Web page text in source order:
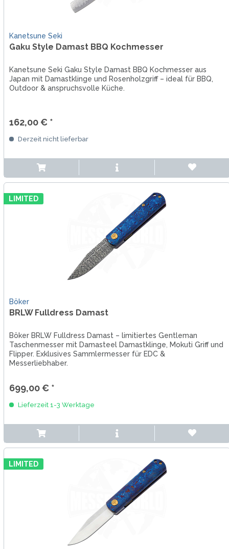
Kanetsune Seki
Gaku Style Damast BBQ Kochmesser
Kanetsune Seki Gaku Style Damast BBQ Kochmesser aus
Japan mit Damastklinge und Rosenholzgriff – ideal für BBQ,
Outdoor & anspruchsvolle Küche.
162,00 € *
Derzeit nicht lieferbar
LIMITED
Böker
BRLW Fulldress Damast
Böker BRLW Fulldress Damast – limitiertes Gentleman
Taschenmesser mit Damasteel Damastklinge, Mokuti Griff und
Flipper. Exklusives Sammlermesser für EDC &
Messerliebhaber.
699,00 € *
Lieferzeit 1-3 Werktage
LIMITED